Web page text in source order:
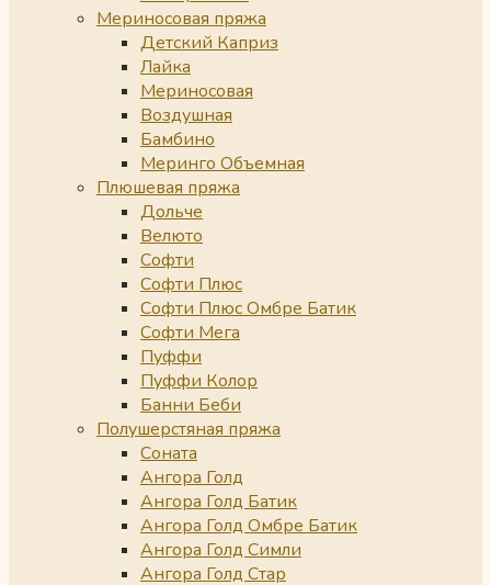
Мериносовая пряжа
Детский Каприз
Лайка
Мериносовая
Воздушная
Бамбино
Меринго Объемная
Плюшевая пряжа
Дольче
Велюто
Софти
Софти Плюс
Софти Плюс Омбре Батик
Софти Мега
Пуффи
Пуффи Колор
Банни Беби
Полушерстяная пряжа
Соната
Ангора Голд
Ангора Голд Батик
Ангора Голд Омбре Батик
Ангора Голд Симли
Ангора Голд Стар